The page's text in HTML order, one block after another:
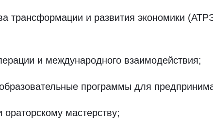
трансформации и развития экономики
и международного взаимодействия;
программы для
мастерству;